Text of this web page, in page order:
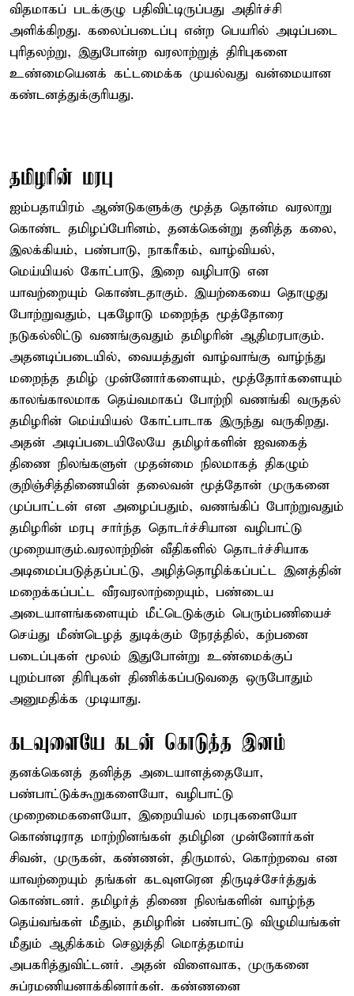
விதமாகப் படக்குழு பதிவிட்டிருப்பது அதிர்ச்சி
அளிக்கிறது. கலைப்படைப்பு என்ற பெயரில் அடிப்படை
புரிதலற்று, இதுபோன்ற வரலாற்றுத் திரிபுகளை
உண்மையெனக் கட்டமைக்க முயல்வது வன்மையான
கண்டனத்துக்குரியது.
தமிழரின் மரபு
ஐம்பதாயிரம் ஆண்டுகளுக்கு மூத்த தொன்ம வரலாறு
கொண்ட தமிழப்பேரினம், தனக்கென்று தனித்த கலை,
இலக்கியம், பண்பாடு, நாகரீகம், வாழ்வியல்,
மெய்யியல் கோட்பாடு, இறை வழிபாடு என
யாவற்றையும் கொண்டதாகும். இயற்கையை தொழுது
போற்றுவதும், புகழோடு மறைந்த மூத்தோரை
நடுகல்லிட்டு வணங்குவதும் தமிழரின் ஆதிமரபாகும்.
அதனடிப்படையில், வையத்துள் வாழ்வாங்கு வாழ்ந்து
மறைந்த தமிழ் முன்னோர்களையும், மூத்தோர்களையும்
காலங்காலமாக தெய்வமாகப் போற்றி வணங்கி வருதல்
தமிழரின் மெய்யியல் கோட்பாடாக இருந்து வருகிறது.
அதன் அடிப்படையிலேயே தமிழர்களின் ஐவகைத்
திணை நிலங்களுள் முதன்மை நிலமாகத் திகழும்
குறிஞ்சித்திணையின் தலைவன் மூத்தோன் முருகனை
முப்பாட்டன் என அழைப்பதும், வணங்கிப் போற்றுவதும்
தமிழரின் மரபு சார்ந்த தொடர்ச்சியான வழிபாட்டு
முறையாகும்.வரலாற்றின் வீதிகளில் தொடர்ச்சியாக
அடிமைப்படுத்தப்பட்டு, அழித்தொழிக்கப்பட்ட இனத்தின்
மறைக்கப்பட்ட வீரவரலாற்றையும், பண்டைய
அடையாளங்களையும் மீட்டெடுக்கும் பெரும்பணியைச்
செய்து மீண்டெழத் துடிக்கும் நேரத்தில், கற்பனை
படைப்புகள் மூலம் இதுபோன்று உண்மைக்குப்
புறம்பான திரிபுகள் திணிக்கப்படுவதை ஒருபோதும்
அனுமதிக்க முடியாது.
கடவுளையே கடன் கொடுத்த இனம்
தனக்கெனத் தனித்த அடையாளத்தையோ,
பண்பாட்டுக்கூறுகளையோ, வழிபாட்டு
முறைமைகளையோ, இறையியல் மரபுகளையோ
கொண்டிராத மாற்றினங்கள் தமிழின முன்னோர்கள்
சிவன், முருகன், கண்ணன், திருமால், கொற்றவை என
யாவற்றையும் தங்கள் கடவுளரென திருடிச்சேர்த்துக்
கொண்டனர். தமிழர்த் திணை நிலங்களின் வாழ்ந்த
தெய்வங்கள் மீதும், தமிழரின் பண்பாட்டு விழுமியங்கள்
மீதும் ஆதிக்கம் செலுத்தி மொத்தமாய்
அபகரித்துவிட்டனர். அதன் விளைவாக, முருகனை
சுப்ரமணியனாக்கினார்கள். கண்ணனை